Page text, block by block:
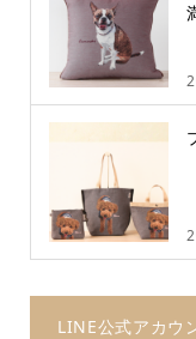
LINE公式アカウ